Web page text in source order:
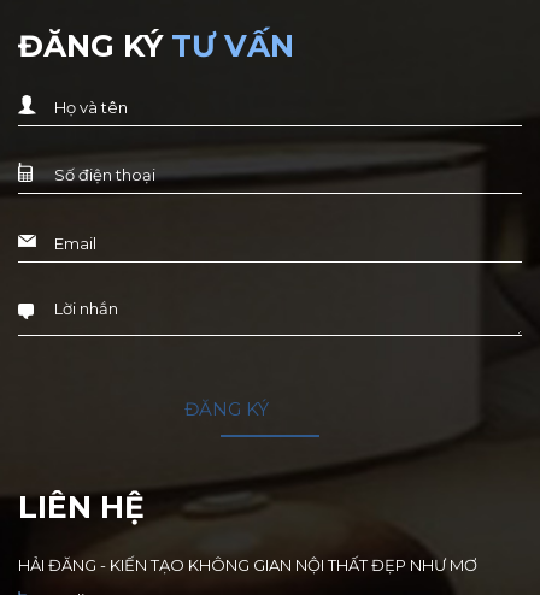
ĐĂNG KÝ TƯ VẤN
LIÊN HỆ
HẢI ĐĂNG - KIẾN TẠO KHÔNG GIAN NỘI THẤT ĐẸP NHƯ MƠ